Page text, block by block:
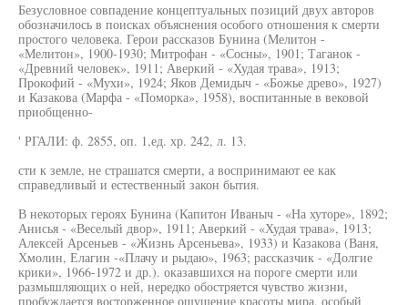
Безусловное совпадение концептуальных позиций двух авторов
обозначилось в поисках объяснения особого отношения к смерти
простого человека. Герои рассказов Бунина (Мелитон -
«Мелитон», 1900-1930; Митрофан - «Сосны», 1901; Таганок -
«Древний человек», 1911; Аверкий - «Худая трава», 1913;
Прокофий - «Мухи», 1924; Яков Демидыч - «Божье древо», 1927)
и Казакова (Марфа - «Поморка», 1958), воспитанные в вековой
приобщенно-
' РГАЛИ: ф. 2855, оп. 1,ед. хр. 242, л. 13.
сти к земле, не страшатся смерти, а воспринимают ее как
справедливый и естественный закон бытия.
В некоторых героях Бунина (Капитон Иваныч - «На хуторе», 1892;
Анисья - «Веселый двор», 1911; Аверкий - «Худая трава», 1913;
Алексей Арсеньев - «Жизнь Арсеньева», 1933) и Казакова (Ваня,
Хмолин, Елагин -«Плачу и рыдаю», 1963; рассказчик - «Долгие
крики», 1966-1972 и др.). оказавшихся на пороге смерти или
размышляющих о ней, нередко обостряется чувство жизни,
пробуждается восторженное ощущение красоты мира, особый